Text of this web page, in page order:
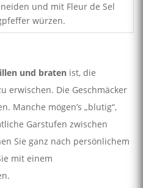
und mit Fleur de Sel
würzen.
und braten ist, die
erwischen. Die Geschmäcker
Manche mögen’s „blutig“,
Garstufen zwischen
Sie ganz nach persönlichem
mit einem